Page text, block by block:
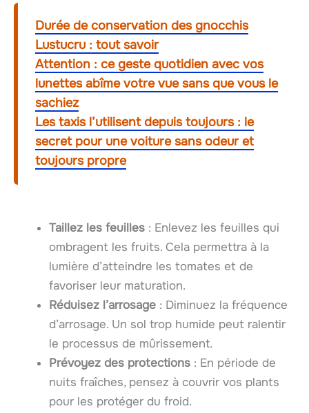
Durée de conservation des gnocchis
Lustucru : tout savoir
Attention : ce geste quotidien avec vos
lunettes abîme votre vue sans que vous le
sachiez
Les taxis l’utilisent depuis toujours : le
secret pour une voiture sans odeur et
toujours propre
Taillez les feuilles : Enlevez les feuilles qui
ombragent les fruits. Cela permettra à la
lumière d’atteindre les tomates et de
favoriser leur maturation.
Réduisez l’arrosage : Diminuez la fréquence
d’arrosage. Un sol trop humide peut ralentir
le processus de mûrissement.
Prévoyez des protections : En période de
nuits fraîches, pensez à couvrir vos plants
pour les protéger du froid.